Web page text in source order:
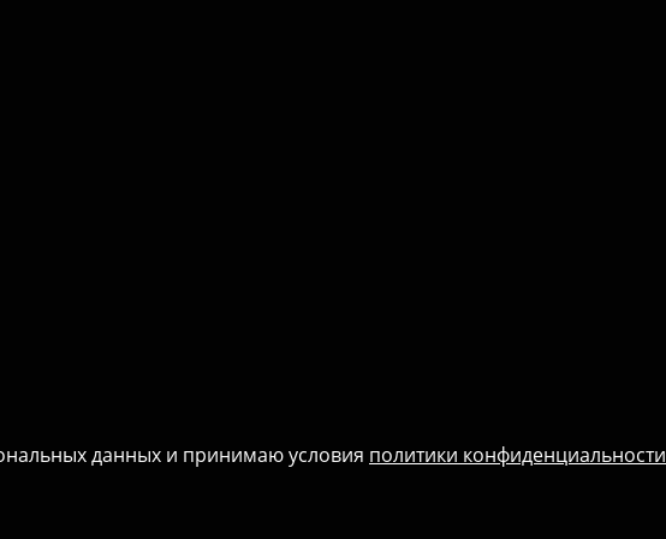
данных и принимаю условия политики конфиденциальности